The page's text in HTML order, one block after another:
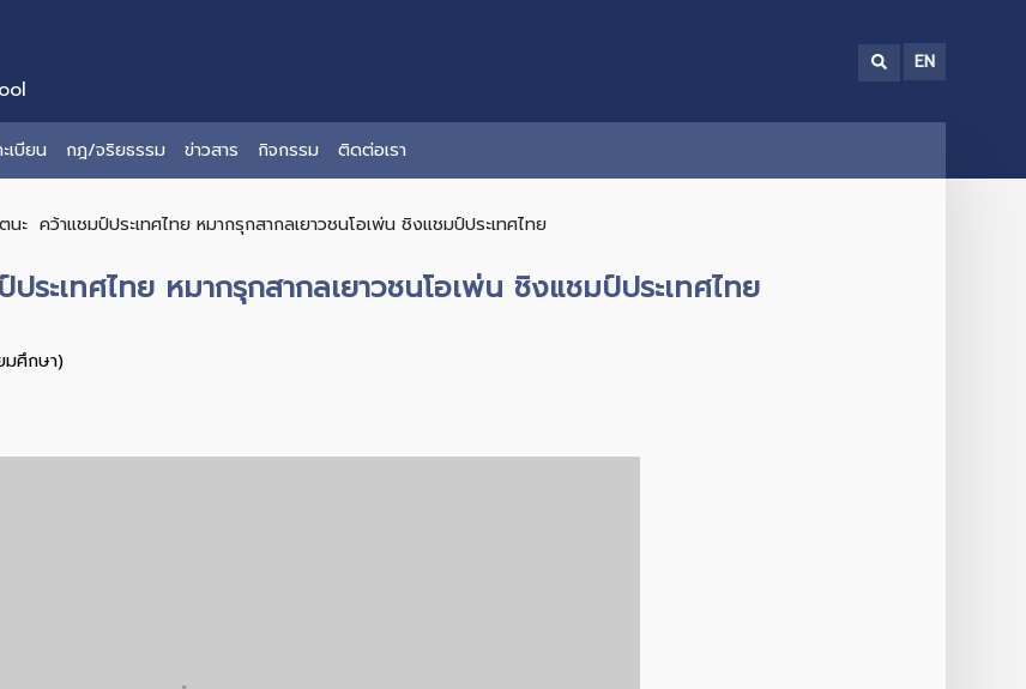
EN
เบียน กฎ/จริยธรรม ข่าวสาร กิจกรรม ติดต่อเรา
คว้าแชมป์ประเทศไทย หมากรุกสากลเยาวชนโอเพ่น ชิงแชมป์ประเทศไทย
ะเทศไทย หมากรุกสากลเยาวชนโอเพ่น ชิงแชมป์ประเทศไทย
มศึกษา)